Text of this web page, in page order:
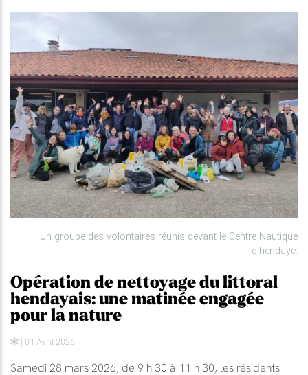
Un groupe des volontaires réunis devant le Centre Nautique
d'hendaye.
Opération de nettoyage du littoral
hendayais: une matinée engagée
pour la nature
| 01 Avril 2026
Samedi 28 mars 2026, de 9 h 30 à 11 h 30, les résidents